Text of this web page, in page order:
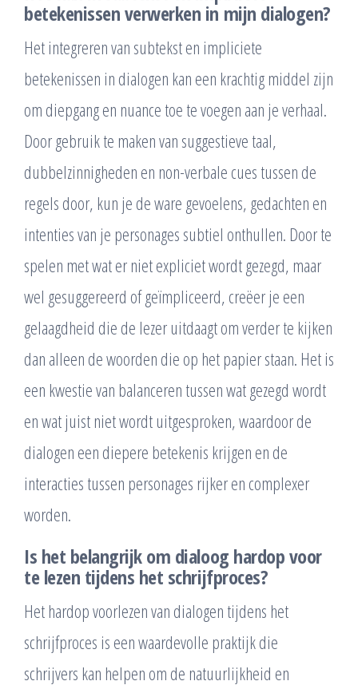
betekenissen verwerken in mijn dialogen?
Het integreren van subtekst en impliciete
betekenissen in dialogen kan een krachtig middel zijn
om diepgang en nuance toe te voegen aan je verhaal.
Door gebruik te maken van suggestieve taal,
dubbelzinnigheden en non-verbale cues tussen de
regels door, kun je de ware gevoelens, gedachten en
intenties van je personages subtiel onthullen. Door te
spelen met wat er niet expliciet wordt gezegd, maar
wel gesuggereerd of geïmpliceerd, creëer je een
gelaagdheid die de lezer uitdaagt om verder te kijken
dan alleen de woorden die op het papier staan. Het is
een kwestie van balanceren tussen wat gezegd wordt
en wat juist niet wordt uitgesproken, waardoor de
dialogen een diepere betekenis krijgen en de
interacties tussen personages rijker en complexer
worden.
Is het belangrijk om dialoog hardop voor
te lezen tijdens het schrijfproces?
Het hardop voorlezen van dialogen tijdens het
schrijfproces is een waardevolle praktijk die
schrijvers kan helpen om de natuurlijkheid en